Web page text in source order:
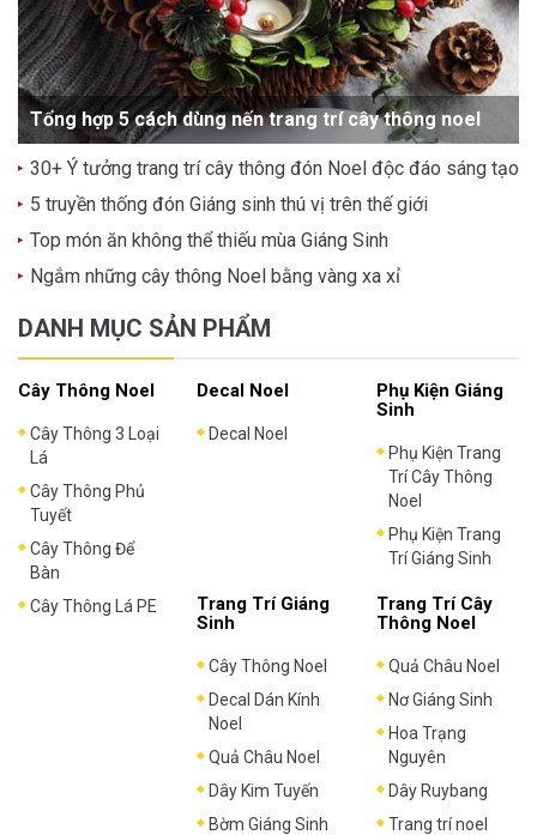
Tổng hợp 5 cách dùng nến trang trí cây thông noel
30+ Ý tưởng trang trí cây thông đón Noel độc đáo sáng tạo
5 truyền thống đón Giáng sinh thú vị trên thế giới
Top món ăn không thể thiếu mùa Giáng Sinh
Ngắm những cây thông Noel bằng vàng xa xỉ
DANH MỤC SẢN PHẨM
Cây Thông Noel
Cây Thông 3 Loại
Lá
Cây Thông Phủ
Tuyết
Cây Thông Để
Bàn
Cây Thông Lá PE
Decal Noel
Decal Noel
Phụ Kiện Giáng
Sinh
Phụ Kiện Trang
Trí Cây Thông
Noel
Phụ Kiện Trang
Trí Giáng Sinh
Trang Trí Giáng
Sinh
Cây Thông Noel
Decal Dán Kính
Noel
Quả Châu Noel
Dây Kim Tuyến
Bờm Giáng Sinh
Trang Trí Cây
Thông Noel
Quả Châu Noel
Nơ Giáng Sinh
Hoa Trạng
Nguyên
Dây Ruybang
Trang trí noel